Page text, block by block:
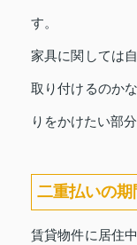
す。
家具に関しては
取り付けるのか
りをかけたい部
二重払いの
賃貸物件に居住